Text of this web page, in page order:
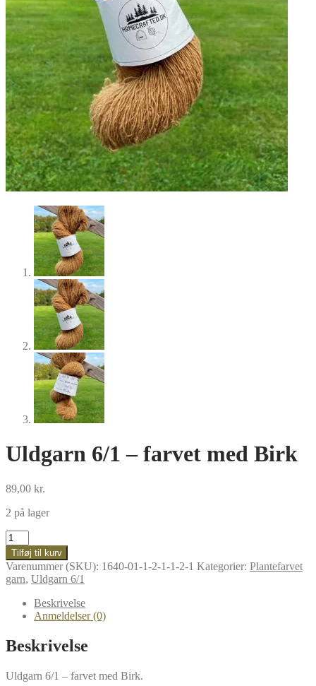
Uldgarn 6/1 – farvet med Birk
89,00 kr.
2 på lager
Uldgarn
6/1
–
farvet
med
Birk
antal
Tilføj til kurv
Varenummer (SKU): 1640-01-1-2-1-1-2-1 Kategorier: Plantefarvet
garn, Uldgarn 6/1
Beskrivelse
Anmeldelser (0)
Beskrivelse
Uldgarn 6/1 – farvet med Birk.